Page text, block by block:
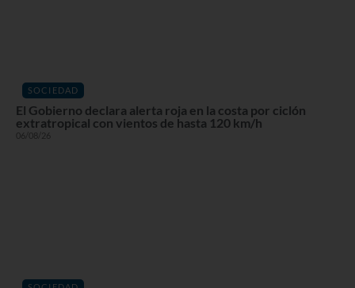
SOCIEDAD
El Gobierno declara alerta roja en la costa por ciclón
extratropical con vientos de hasta 120 km/h
06/08/26